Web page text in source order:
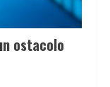
ostacolo